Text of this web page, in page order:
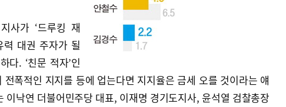
사가 ‘드루킹 재
력 대권 주자가 될
다. ‘친문 적자’인
전폭적인 지지를 등에 업는다면 지지율은 금세 오를 것이라는 얘
이낙연 더불어민주당 대표, 이재명 경기도지사, 윤석열 검찰총장